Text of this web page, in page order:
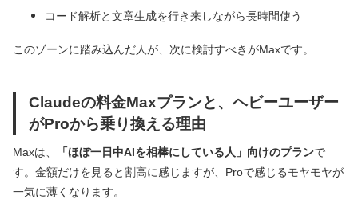
コード解析と文章生成を行き来しながら長時間使う
このゾーンに踏み込んだ人が、次に検討すべきがMaxです。
Claudeの料金Maxプランと、ヘビーユーザー
がProから乗り換える理由
Maxは、 「ほぼ一日中AIを相棒にしている人」向けのプランで
す。金額だけを見ると割高に感じますが、Proで感じるモヤモヤが
一気に薄くなります。